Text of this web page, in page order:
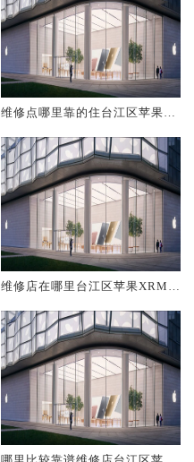
维修点哪里靠的住台江区苹果X
维修店在哪里台江区苹果XRMa
哪里比较靠谱维修店台江区苹果